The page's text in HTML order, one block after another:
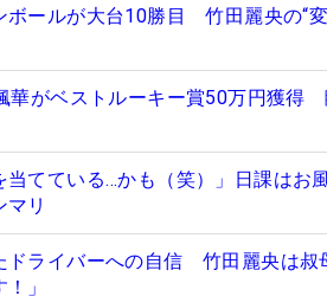
ボールが大台10勝目 竹田麗央の“
華がベストルーキー賞50万円獲得
当てている…かも（笑）」日課は
リ
ドライバーへの自信 竹田麗央は叔
」